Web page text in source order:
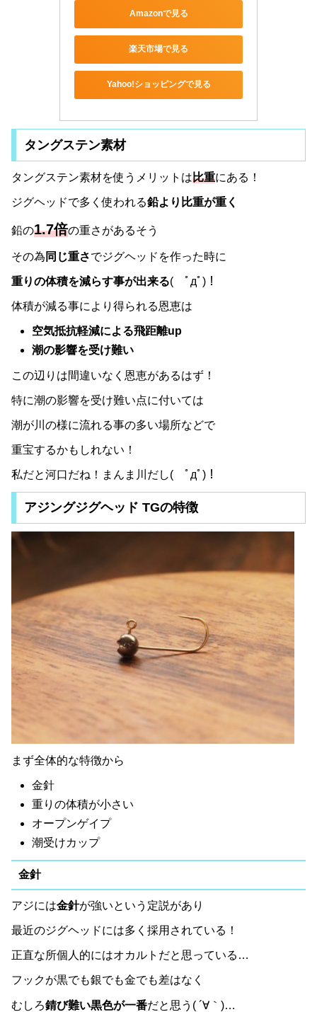
Amazonで見る
楽天市場で見る
Yahoo!ショッピングで見る
タングステン素材
タングステン素材を使うメリットは比重にある！
ジグヘッドで多く使われる鉛より比重が重く
鉛の1.7倍の重さがあるそう
その為 同じ重さでジグヘッドを作った時に
重りの体積を減らす事が出来る( ﾟдﾟ)！
体積が減る事により得られる恩恵は
空気抵抗軽減による飛距離up
潮の影響を受け難い
この辺りは間違いなく恩恵があるはず！
特に潮の影響を受け難い点に付いては
潮が川の様に流れる事の多い場所などで
重宝するかもしれない！
私だと河口だね！まんま川だし( ﾟдﾟ)！
アジングジグヘッド TGの特徴
まず全体的な特徴から
金針
重りの体積が小さい
オープンゲイプ
潮受けカップ
金針
アジには金針が強いという定説があり
最近のジグヘッドには多く採用されている！
正直な所個人的にはオカルトだと思っている…
フックが黒でも銀でも金でも差はなく
むしろ錆び難い黒色が一番だと思う( ´∀｀)…